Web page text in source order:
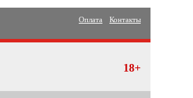
Оплата Контакты
18+